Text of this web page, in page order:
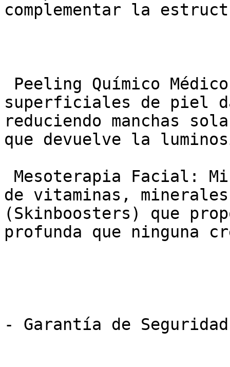
complementar la
superficiales de piel
reduciendo manchas
que devuelve la
de vitaminas,
(Skinboosters) que
profunda que ninguna
- Garantía de